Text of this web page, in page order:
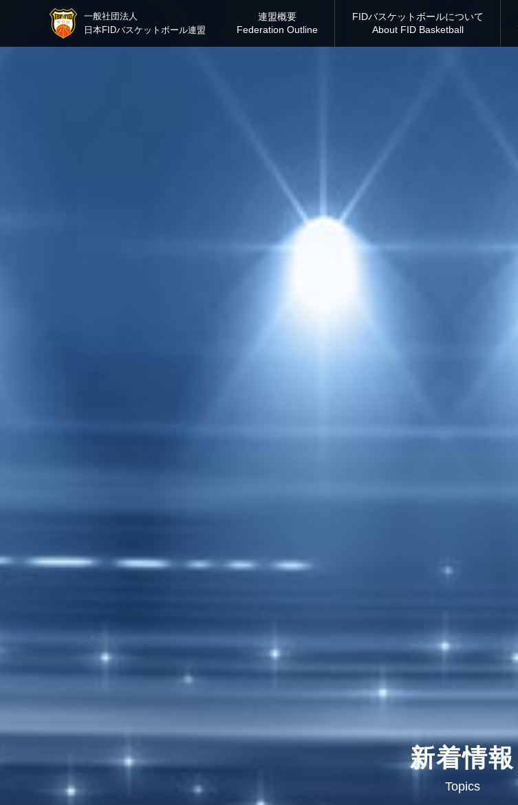
一般社団法人
日本FIDバスケットボール連盟
連盟概要
Federation Outline
FIDバスケットボールについて
About FID Basketball
新着情報
Topics